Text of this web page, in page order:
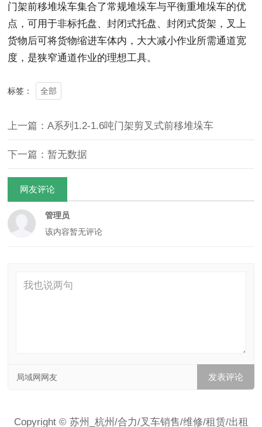
门架前移堆垛车集合了常规堆垛车与平衡重堆垛车的优
点，可用于非标托盘、封闭式托盘、封闭式货架，叉上
货物后可将货物缩进车体内，大大减小作业所需通道宽
度，是狭窄通道作业的理想工具。
标签： 全部
上一篇：A系列1.2-1.6吨门架剪叉式前移堆垛车
下一篇：暂无数据
网友评论
管理员
该内容暂无评论
局域网网友
Copyright © 苏州_杭州/合力/叉车销售/维修/租赁/出租